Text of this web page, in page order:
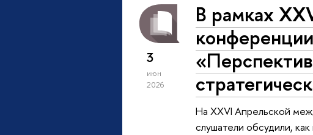
3
июн
2026
В рамках
На XXVI Апрельской
слушатели обсудили,